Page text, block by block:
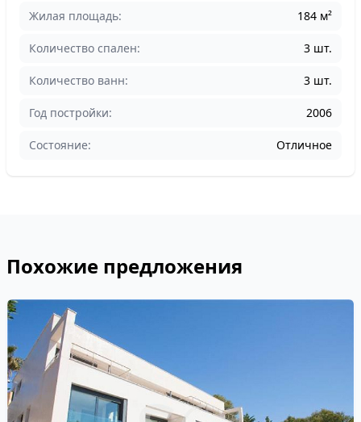
Жилая площадь: 184 м²
Количество спален: 3 шт.
Количество ванн: 3 шт.
Год постройки: 2006
Состояние: Отличное
Похожие предложения